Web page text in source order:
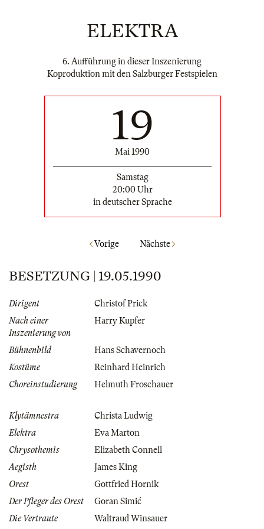
ELEKTRA
6. Aufführung in dieser Inszenierung
Koproduktion mit den Salzburger Festspielen
19
Mai 1990
Samstag
20:00 Uhr
in deutscher Sprache
Vorige Nächste
BESETZUNG | 19.05.1990
Dirigent
Christof Prick
Nach einer
Inszenierung von
Harry Kupfer
Bühnenbild
Hans Schavernoch
Kostüme
Reinhard Heinrich
Choreinstudierung
Helmuth Froschauer
Klytämnestra
Christa Ludwig
Elektra
Eva Marton
Chrysothemis
Elizabeth Connell
Aegisth
James King
Orest
Gottfried Hornik
Der Pfleger des Orest
Goran Simić
Die Vertraute
Waltraud Winsauer